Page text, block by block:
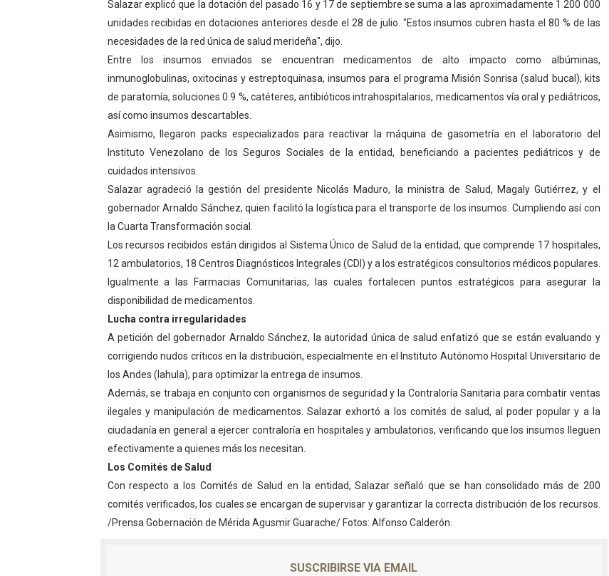
Campo Elías avanza con plan de asfaltado
Encuentro estadal fortalece la coordinación de políticas sociales en Mérida
Gobernador Arnaldo Sánchez apadrina a más de 993 nuevos bachilleres de Mérida
Plan Quirúrgico Regional llega a Pueblo Llano con la activación de dos quirófanos
Salazar explicó que la dotación del pasado 16 y 17 de septiembre se suma a las aproximadamente 1 200 000
unidades recibidas en dotaciones anteriores desde el 28 de julio. "Estos insumos cubren hasta el 80 % de las
necesidades de la red única de salud merideña", dijo.
Entre los insumos enviados se encuentran medicamentos de alto impacto como albúminas,
inmunoglobulinas, oxitocinas y estreptoquinasa, insumos para el programa Misión Sonrisa (salud bucal), kits
de paratomía, soluciones 0.9 %, catéteres, antibióticos intrahospitalarios, medicamentos vía oral y pediátricos,
así como insumos descartables.
Asimismo, llegaron packs especializados para reactivar la máquina de gasometría en el laboratorio del
Instituto Venezolano de los Seguros Sociales de la entidad, beneficiando a pacientes pediátricos y de
cuidados intensivos.
Salazar agradeció la gestión del presidente Nicolás Maduro, la ministra de Salud, Magaly Gutiérrez, y el
gobernador Arnaldo Sánchez, quien facilitó la logística para el transporte de los insumos. Cumpliendo así con
la Cuarta Transformación social.
Los recursos recibidos están dirigidos al Sistema Único de Salud de la entidad, que comprende 17 hospitales,
12 ambulatorios, 18 Centros Diagnósticos Integrales (CDI) y a los estratégicos consultorios médicos populares.
Igualmente a las Farmacias Comunitarias, las cuales fortalecen puntos estratégicos para asegurar la
disponibilidad de medicamentos.
Lucha contra irregularidades
A petición del gobernador Arnaldo Sánchez, la autoridad única de salud enfatizó que se están evaluando y
corrigiendo nudos críticos en la distribución, especialmente en el Instituto Autónomo Hospital Universitario de
los Andes (Iahula), para optimizar la entrega de insumos.
Además, se trabaja en conjunto con organismos de seguridad y la Contraloría Sanitaria para combatir ventas
ilegales y manipulación de medicamentos. Salazar exhortó a los comités de salud, al poder popular y a la
ciudadanía en general a ejercer contraloría en hospitales y ambulatorios, verificando que los insumos lleguen
efectivamente a quienes más los necesitan.
Los Comités de Salud
Con respecto a los Comités de Salud en la entidad, Salazar señaló que se han consolidado más de 200
comités verificados, los cuales se encargan de supervisar y garantizar la correcta distribución de los recursos.
/Prensa Gobernación de Mérida Agusmir Guarache/ Fotos: Alfonso Calderón.
SUSCRIBIRSE VIA EMAIL